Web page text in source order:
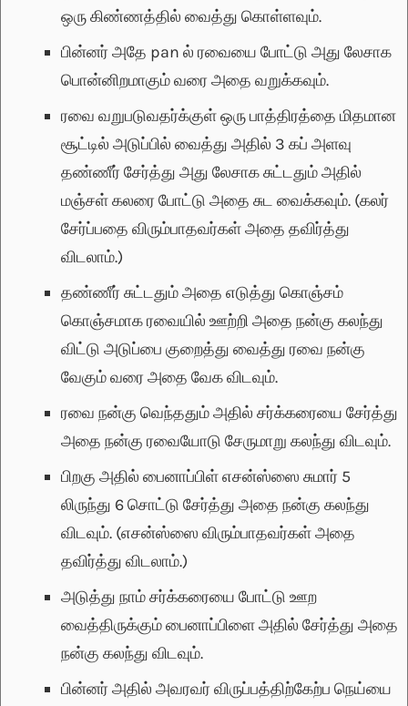
ஒரு கிண்ணத்தில் வைத்து கொள்ளவும்.
பின்னர் அதே pan ல் ரவையை போட்டு அது லேசாக
பொன்னிறமாகும் வரை அதை வறுக்கவும்.
ரவை வறுபடுவதர்க்குள் ஒரு பாத்திரத்தை மிதமான
சூட்டில் அடுப்பில் வைத்து அதில் 3 கப் அளவு
தண்ணீர் சேர்த்து அது லேசாக சுட்டதும் அதில்
மஞ்சள் கலரை போட்டு அதை சுட வைக்கவும். (கலர்
சேர்ப்பதை விரும்பாதவர்கள் அதை தவிர்த்து
விடலாம்.)
தண்ணீர் சுட்டதும் அதை எடுத்து கொஞ்சம்
கொஞ்சமாக ரவையில் ஊற்றி அதை நன்கு கலந்து
விட்டு அடுப்பை குறைத்து வைத்து ரவை நன்கு
வேகும் வரை அதை வேக விடவும்.
ரவை நன்கு வெந்ததும் அதில் சர்க்கரையை சேர்த்து
அதை நன்கு ரவையோடு சேருமாறு கலந்து விடவும்.
பிறகு அதில் பைனாப்பிள் எசன்ஸ்ஸை சுமார் 5
லிருந்து 6 சொட்டு சேர்த்து அதை நன்கு கலந்து
விடவும். (எசன்ஸ்ஸை விரும்பாதவர்கள் அதை
தவிர்த்து விடலாம்.)
அடுத்து நாம் சர்க்கரையை போட்டு ஊற
வைத்திருக்கும் பைனாப்பிளை அதில் சேர்த்து அதை
நன்கு கலந்து விடவும்.
பின்னர் அதில் அவரவர் விருப்பத்திற்கேற்ப நெய்யை